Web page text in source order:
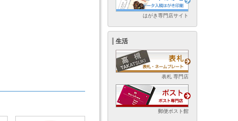
はがき専門店サイト
生活
表札 専門店
郵便ポスト館